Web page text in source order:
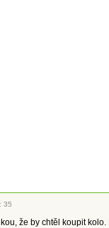
35
že by chtěl koupit